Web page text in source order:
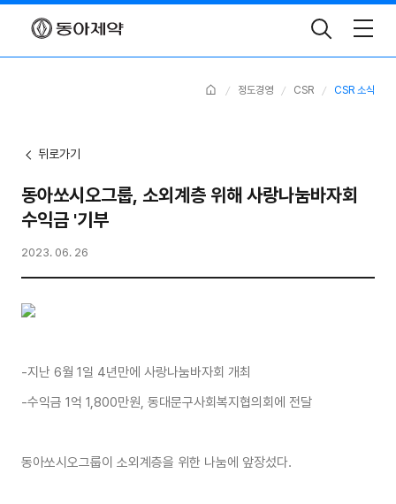
Toggle
Search
Home 정도경영 CSR CSR 소식
뒤로가기
동아쏘시오그룹, 소외계층 위해 사랑나눔바자회
수익금 '기부
2023. 06. 26
-지난 6월 1일 4년만에 사랑나눔바자회 개최
-수익금 1억 1,800만원, 동대문구사회복지협의회에 전달
동아쏘시오그룹이 소외계층을 위한 나눔에 앞장섰다.